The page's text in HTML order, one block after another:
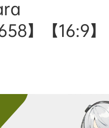
】【16:9】